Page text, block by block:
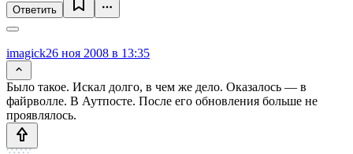
Ответить
imagick26 ноя 2008 в 13:35
Было такое. Искал долго, в чем же дело. Оказалось — в
файрволле. В Аутпосте. После его обновления больше не
проявлялось.